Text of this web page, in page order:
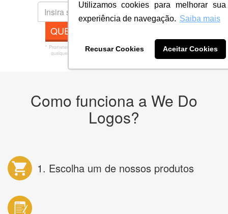
Utilizamos cookies para melhorar sua
experiência de navegação. Saiba mais
Recusar Cookies Aceitar Cookies
QUERO MINHA ARTE AGORA
* Prometemos não compartilhar e utilizar seus dados para enviar
qualquer tipo de SPAM. Confira asPolíticas de Privacidade.
Como funciona a We Do
Logos?
1. Escolha um de nossos produtos